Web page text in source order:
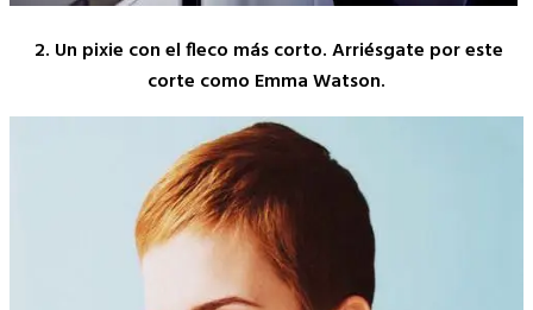
2. Un pixie con el fleco más corto. Arriésgate por este
corte como Emma Watson.